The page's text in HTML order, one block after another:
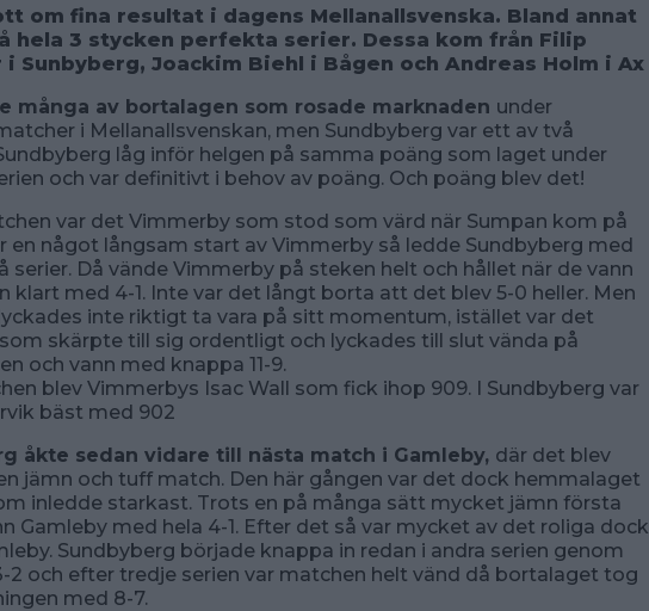
om fina resultat i dagens Mellanallsvenska. Bland annat
hela 3 stycken perfekta serier. Dessa kom från Filip
i Sunbyberg, Joackim Biehl i Bågen och Andreas Holm i Ax
många av bortalagen som rosade marknaden under
i Mellanallsvenskan, men Sundbyberg var ett av två
låg inför helgen på samma poäng som laget under
och var definitivt i behov av poäng. Och poäng blev det!
var det Vimmerby som stod som värd när Sumpan kom på
en något långsam start av Vimmerby så ledde Sundbyberg med
serier. Då vände Vimmerby på steken helt och hållet när de vann
klart med 4-1. Inte var det långt borta att det blev 5-0 heller. Men
inte riktigt ta vara på sitt momentum, istället var det
skärpte till sig ordentligt och lyckades till slut vända på
och vann med knappa 11-9.
blev Vimmerbys Isac Wall som fick ihop 909. I Sundbyberg var
bäst med 902
åkte sedan vidare till nästa match i Gamleby, där det blev
jämn och tuff match. Den här gången var det dock hemmalaget
inledde starkast. Trots en på många sätt mycket jämn första
Gamleby med hela 4-1. Efter det så var mycket av det roliga dock
Sundbyberg började knappa in redan i andra serien genom
2 och efter tredje serien var matchen helt vänd då bortalaget tog
med 8-7.